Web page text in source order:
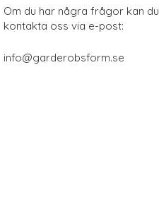
Om du har några frågor kan du
kontakta oss via e-post:
info@garderobsform.se